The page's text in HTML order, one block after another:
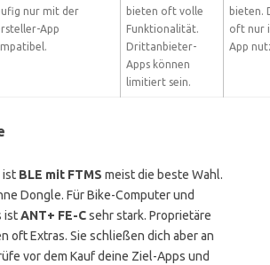
nur mit der
App
bieten oft volle
Funktionalität.
Drittanbieter-
Apps können
limitiert sein.
bieten.
oft nur
App
ist BLE mit FTMS meist die beste Wahl.
Dongle. Für Bike-Computer und
istANT+ FE-Csehr stark. Proprietäre
oft Extras. Sie schließen dich aber an
vor dem Kauf deine Ziel-Apps und